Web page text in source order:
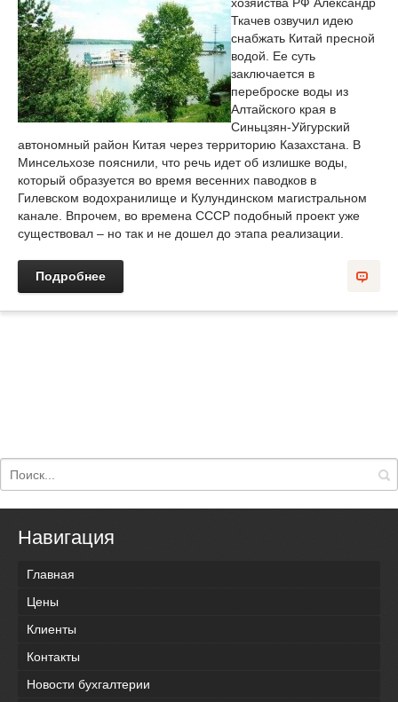
Ткачев озвучил идею
снабжать Китай пресной
водой. Ее суть
заключается в
переброске воды из
Алтайского края в
Синьцзян-Уйгурский
автономный район Китая через территорию Казахстана. В
Минсельхозе пояснили, что речь идет об излишке воды,
который образуется во время весенних паводков в
Гилевском водохранилище и Кулундинском магистральном
канале. Впрочем, во времена СССР подобный проект уже
существовал – но так и не дошел до этапа реализации.
Подробнее
Навигация
Главная
Цены
Клиенты
Контакты
Новости бухгалтерии